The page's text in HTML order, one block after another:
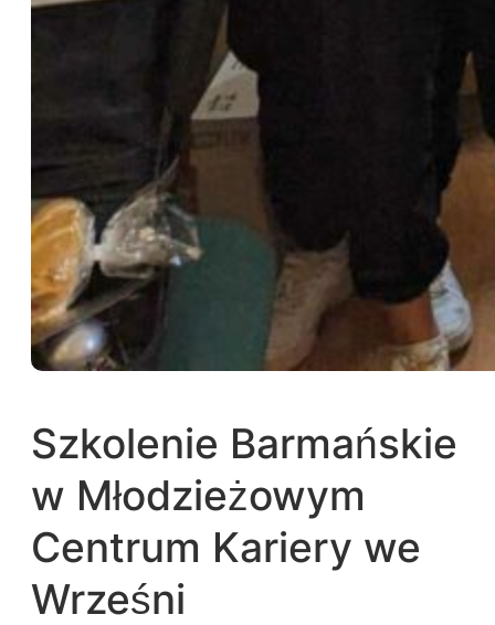
Szkolenie Barmańskie
w Młodzieżowym
Centrum Kariery we
Wrześni